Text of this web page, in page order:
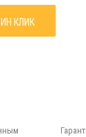
КЛИК